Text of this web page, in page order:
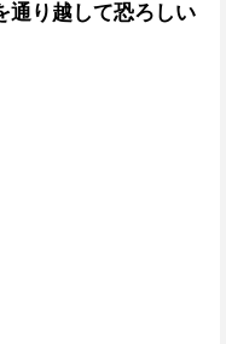
通り越して恐ろしい